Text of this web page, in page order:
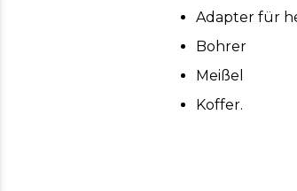
Adapter für
Bohrer
Meißel
Koffer.